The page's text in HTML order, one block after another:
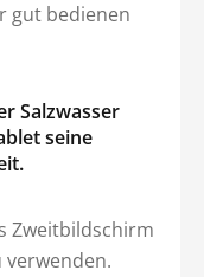
gut bedienen
Salzwasser
seine
Zweitbildschirm